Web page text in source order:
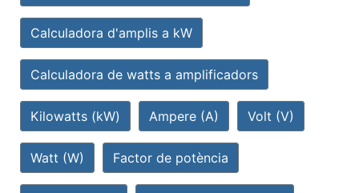
Calculadora d'amplis a kW
Calculadora de watts a amplificadors
Kilowatts (kW) Ampere (A) Volt (V)
Watt (W) Factor de potència